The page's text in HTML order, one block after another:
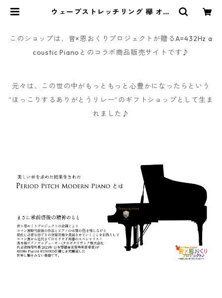
ウェーブストレッチリング 欅 オン
フィシャル ショップ
このショップは、音×恩おくりプロジェクトが贈るA=432Hz a
coustic Pianoとのコラボ商品販売サイトです♪
元々は、この世の中がもっともっと心豊かになったらという
”ほっこりするありがとうリレー”のギフトショップとして生ま
れました♪